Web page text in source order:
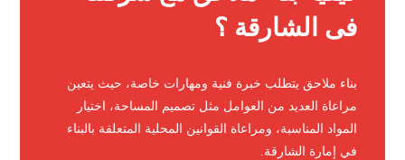
فى الشارقة ؟
بناء ملاحق يتطلب خبرة فنية ومهارات خاصة، حيث يتعين
مراعاة العديد من العوامل مثل تصميم المساحة، اختيار
المواد المناسبة، ومراعاة القوانين المحلية المتعلقة بالبناء
في إمارة الشارقة.